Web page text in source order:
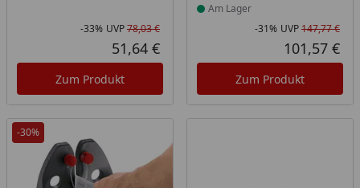
Rabatt in Prozent
-33%
Ursprünglicher Preis
UVP78,03 €
Aktueller Preis
51,64 €
Zum Produkt
Am Lager
-31% UVP147,77 €
101,57 €
Zum Produkt
-30%